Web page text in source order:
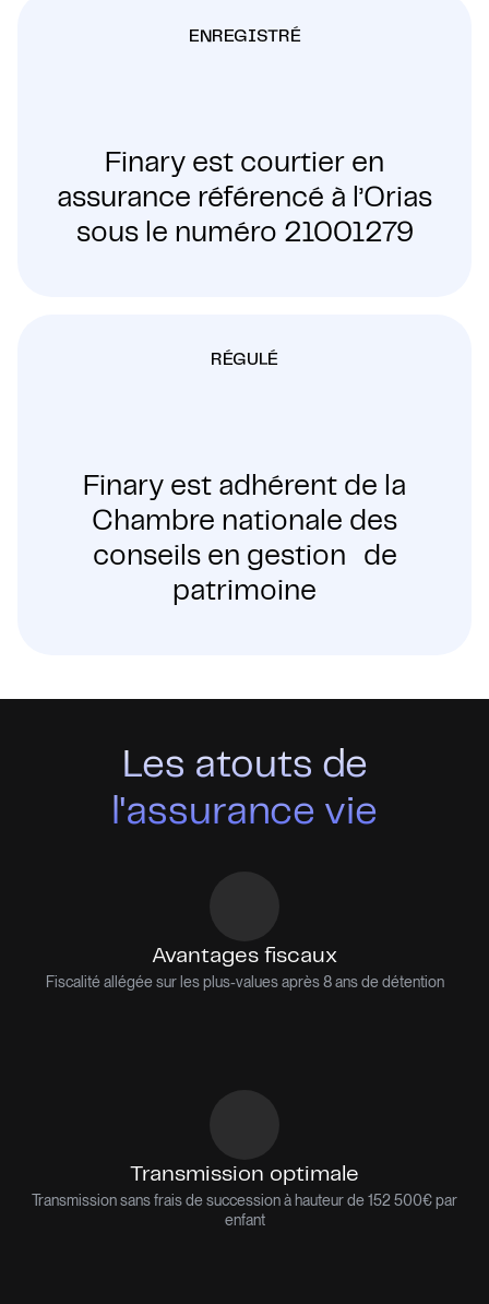
ENREGISTRÉ
Finary est courtier en
assurance référencé à l’Orias
sous le numéro 21001279
RÉGULÉ
Finary est adhérent de la
Chambre nationale des
conseils en gestion de
patrimoine
Les atouts de
l'assurance vie
Avantages fiscaux
Fiscalité allégée sur les plus-values après 8 ans de détention
Transmission optimale
Transmission sans frais de succession à hauteur de 152 500€ par
enfant